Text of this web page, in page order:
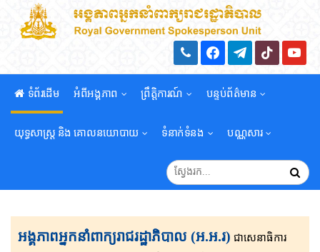
ទំព័រដើម អំពីអង្គភាព ព្រឹត្តិការណ៍ បន្ទប់ព័ត៌មាន
យុទ្ធសាស្រ្ត និង គោលនយោបាយ ទំនាក់ទំនង បណ្ណសារ
អង្គភាពអ្នកនាំពាក្យរាជរដ្ឋាភិបាល (អ.អ.រ) ជាសេនា​ធិ​កា​រ​​